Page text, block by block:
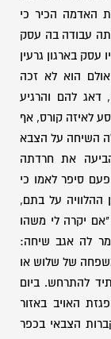
האדמה הכיר כי
עבודה בה עסק
עסק בארגון גרעין
הוא לא זכה
דאג להם והרגיע
לאיזה קורס, אף
השיחה על הצבא
את חרדתה
סיפר לאמו כי
ההלוויה על בתם,
יקרה לי משהו
לה אגב שיחה:
של שלוש או
להתרחש. ביום
שלמה בהפגזת האויב באזור
הצבאי בכפר